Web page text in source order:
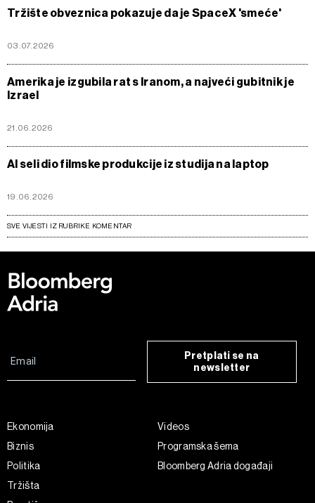
Tržište obveznica pokazuje da je SpaceX 'smeće'
03.07.2026
Amerika je izgubila rat s Iranom, a najveći gubitnik je
Izrael
21.06.2026
AI seli dio filmske produkcije iz studija na laptop
19.06.2026
SVE VIJESTI IZ RUBRIKE KOMENTAR
Pretplati se na
newsletter
Ekonomija
Biznis
Politika
Tržišta
Videos
Programska šema
Bloomberg Adria događaji